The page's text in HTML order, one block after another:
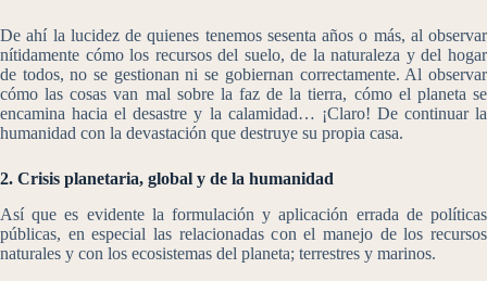
De ahí la lucidez de quienes tenemos sesenta años o más, al observar
nítidamente cómo los recursos del suelo, de la naturaleza y del hogar
de todos, no se gestionan ni se gobiernan correctamente. Al observar
cómo las cosas van mal sobre la faz de la tierra, cómo el planeta se
encamina hacia el desastre y la calamidad… ¡Claro! De continuar la
humanidad con la devastación que destruye su propia casa.
2. Crisis planetaria, global y de la humanidad
Así que es evidente la formulación y aplicación errada de políticas
públicas, en especial las relacionadas con el manejo de los recursos
naturales y con los ecosistemas del planeta; terrestres y marinos.